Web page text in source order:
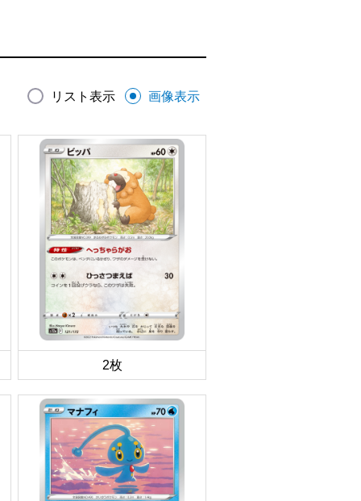
リスト表示 画像表示
2枚